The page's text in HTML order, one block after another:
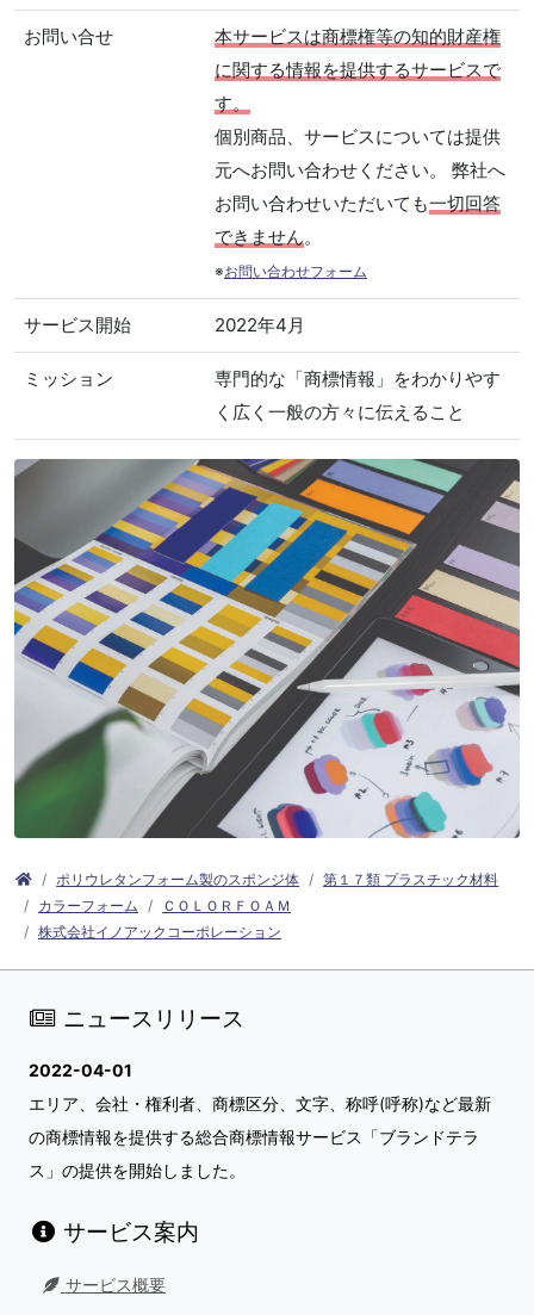
お問い合せ
本サービスは商標権等の知的財産権
に関する情報を提供するサービスで
す。
個別商品、サービスについては提供
元へお問い合わせください。 弊社へ
お問い合わせいただいても一切回答
できません。
※お問い合わせフォーム
サービス開始 2022年4月
ミッション
専門的な「商標情報」をわかりやす
く広く一般の方々に伝えること
ポリウレタンフォーム製のスポンジ体
第１７類 プラスチック材料
カラーフォーム
ＣＯＬＯＲＦＯＡＭ
株式会社イノアックコーポレーション
ニュースリリース
2022-04-01
エリア、会社・権利者、商標区分、文字、称呼(呼称)など最新
の商標情報を提供する総合商標情報サービス「ブランドテラ
ス」の提供を開始しました。
サービス案内
サービス概要